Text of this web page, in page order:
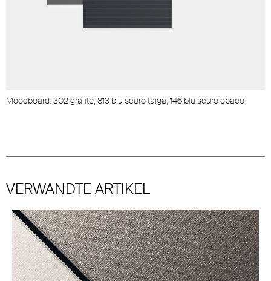
Moodboard. 302 grafite, 813 blu scuro taiga, 146 blu scuro opaco
VERWANDTE ARTIKEL